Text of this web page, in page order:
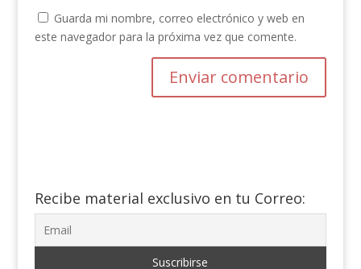
Guarda mi nombre, correo electrónico y web en
este navegador para la próxima vez que comente.
Recibe material exclusivo en tu Correo: